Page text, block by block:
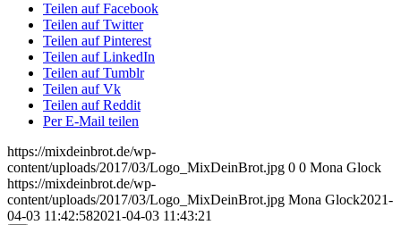
Teilen auf Facebook
Teilen auf Twitter
Teilen auf Pinterest
Teilen auf LinkedIn
Teilen auf Tumblr
Teilen auf Vk
Teilen auf Reddit
Per E-Mail teilen
https://mixdeinbrot.de/wp-
content/uploads/2017/03/Logo_MixDeinBrot.jpg 0 0 Mona Glock
https://mixdeinbrot.de/wp-
content/uploads/2017/03/Logo_MixDeinBrot.jpg Mona Glock2021-
04-03 11:42:582021-04-03 11:43:21